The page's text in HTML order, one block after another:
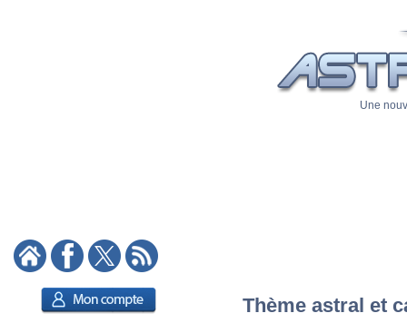
Une
Thème astral et